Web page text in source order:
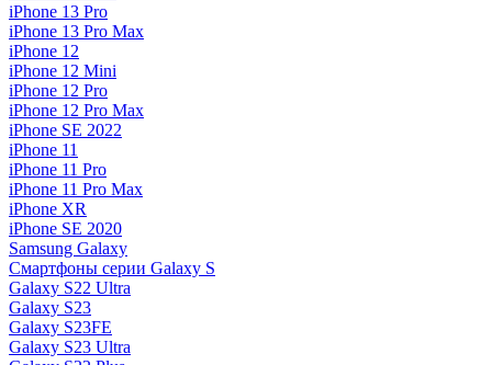
iPhone 13 Pro
iPhone 13 Pro Max
iPhone 12
iPhone 12 Mini
iPhone 12 Pro
iPhone 12 Pro Max
iPhone SE 2022
iPhone 11
iPhone 11 Pro
iPhone 11 Pro Max
iPhone XR
iPhone SE 2020
Samsung Galaxy
Смартфоны серии Galaxy S
Galaxy S22 Ultra
Galaxy S23
Galaxy S23FE
Galaxy S23 Ultra